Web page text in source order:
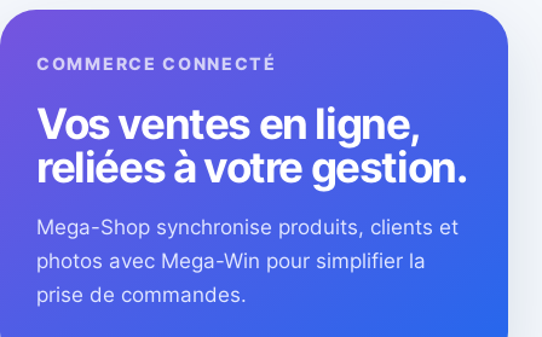
COMMERCE CONNECTÉ
Vos ventes en ligne,
reliées à votre gestion.
Mega-Shop synchronise produits, clients et
photos avec Mega-Win pour simplifier la
prise de commandes.